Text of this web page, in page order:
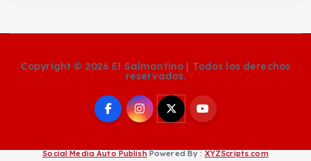
Copyright © 2026 El Salmantino | Todos los derechos
reservados.
Social Media Auto PublishPowered By :XYZScripts.com